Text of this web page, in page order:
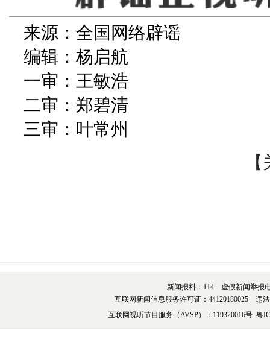
来源：全国网络辟谣
编辑：杨启航
一审：王敏浩
二审：郑碧清
三审：叶常州
新闻报料：114 虚假新闻举报电
互联网新闻信息服务许可证：44120180025 违
互联网视听节目服务（AVSP）：119320016号粤